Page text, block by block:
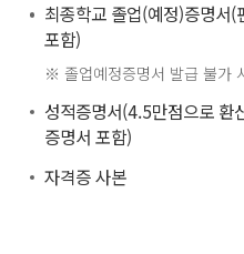
최종학교 졸업(예정)증명서
포함)
※ 졸업예정증명서 발급 불가
성적증명서(4.5만점으로 환
증명서 포함)
자격증 사본